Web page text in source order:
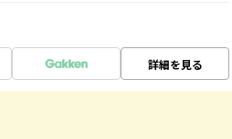
詳細を見る